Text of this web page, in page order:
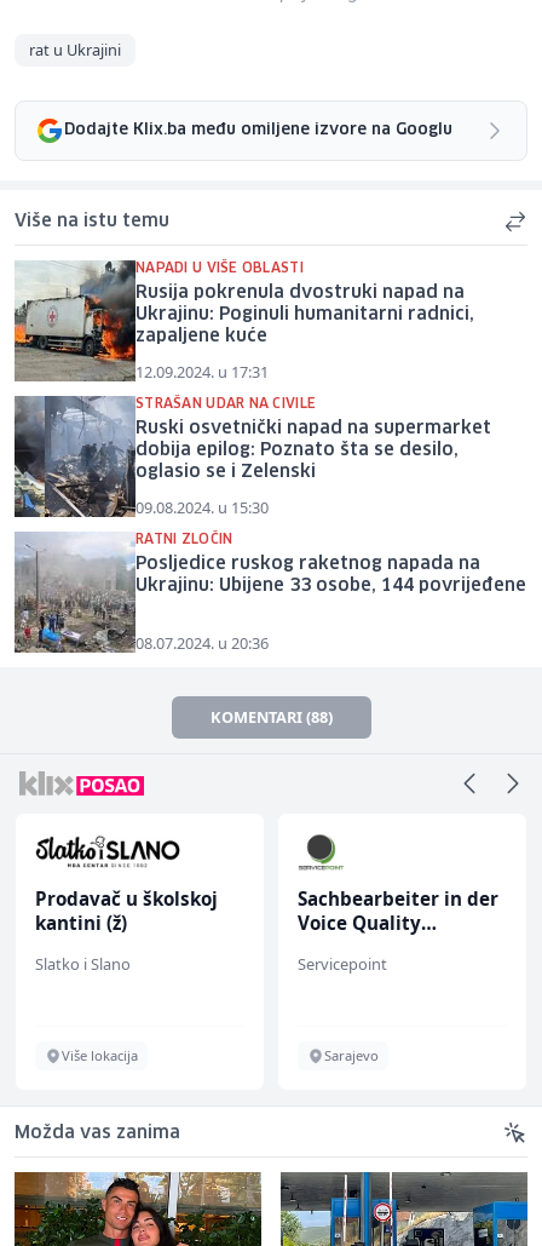
rat u Ukrajini
Dodajte Klix.ba među omiljene izvore na Googlu
Više na istu temu
NAPADI U VIŠE OBLASTI
Rusija pokrenula dvostruki napad na
Ukrajinu: Poginuli humanitarni radnici,
zapaljene kuće
12.09.2024. u 17:31
STRAŠAN UDAR NA CIVILE
Ruski osvetnički napad na supermarket
dobija epilog: Poznato šta se desilo,
oglasio se i Zelenski
09.08.2024. u 15:30
RATNI ZLOČIN
Posljedice ruskog raketnog napada na
Ukrajinu: Ubijene 33 osobe, 144 povrijeđene
08.07.2024. u 20:36
KOMENTARI (88)
Prodavač u školskoj
kantini (ž)
Slatko i Slano
Više lokacija
Sachbearbeiter in der
Voice Quality
Servicepoint
Sarajevo
Možda vas zanima